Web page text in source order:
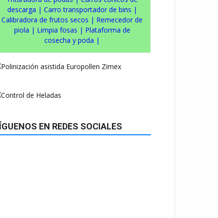
descarga | Carro transportador de bins |
Calibradora de frutos secos | Remecedor de
piola | Limpia fosas | Plataforma de
cosecha y poda |
EN REDES SOCIALES